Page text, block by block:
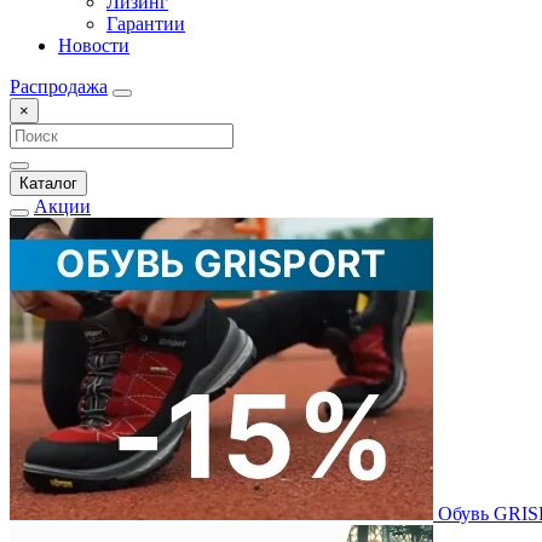
Гарантии
Новости
Распродажа
×
Каталог
Акции
Обувь